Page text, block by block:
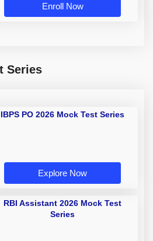
Enroll Now
Series
IBPS PO 2026 Mock Test Series
Explore Now
RBI Assistant 2026 Mock Test
Series